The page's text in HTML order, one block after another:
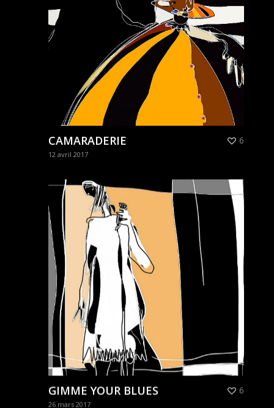
CAMARADERIE
12 avril 2017
6
GIMME YOUR BLUES
26 mars 2017
6